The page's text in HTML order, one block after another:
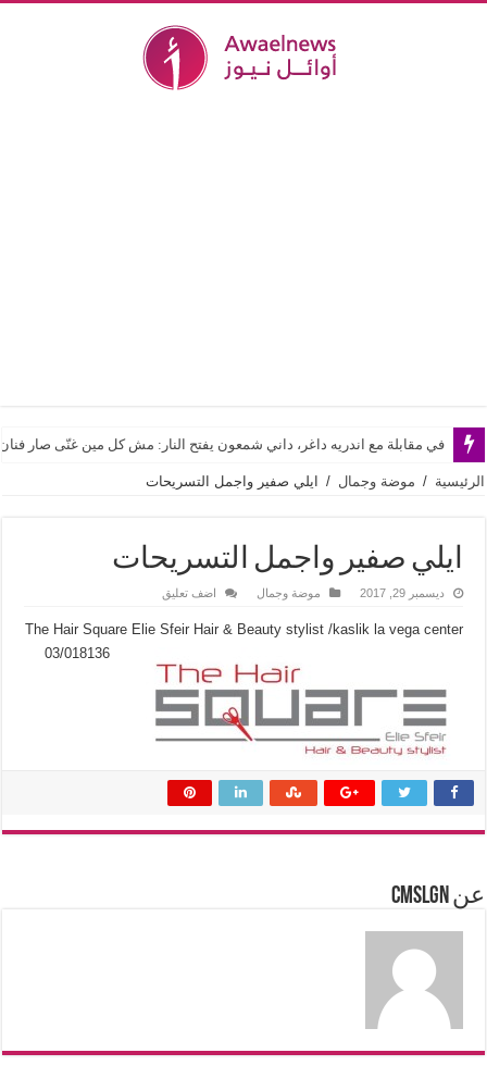
في مقابلة مع اندريه داغر، داني شمعون يفتح النار: مش كل مين غنّى صار
الرئيسية / موضة وجمال / ايلي صفير واجمل التسريحات
ايلي صفير واجمل التسريحات
ديسمبر 29, 2017 موضة وجمال اضف تعليق
The Hair Square Elie Sfeir Hair & Beauty stylist/kaslik la vega center
03/018136
عن cmslgn